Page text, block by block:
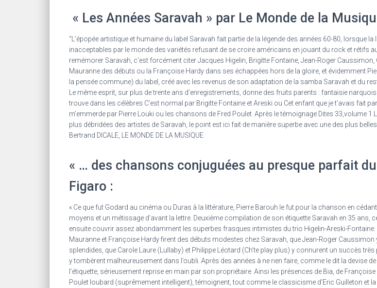
« Les Années Saravah » par Le Monde de la
“L’épopée artistique et humaine du label Saravah fait partie de la légende des années 60-80, lorsque
inacceptables par le monde des variétés refusant de se croire américains en jouant du rock et rétifs
remémorer Saravah, c’est forcément citer Jacques Higelin, Brigitte Fontaine, Jean-Roger Caussimon,
Mauranne des débuts ou la Françoise Hardy dans ses échappées hors de la gloire, et évidemment
la pensée commune) du label, créé avec les revenus de son adaptation de la samba Saravah et du
Le même esprit, sur plus de trente ans d’enregistrements, donne des fruits parents : fantaisie
trouve dans les célèbres C’est normal par Brigitte Fontaine et Areski ou Cet enfant que je t’avais fait
m’emmerde par Pierre Louki ou les chansons de Fred Poulet. Après le témoignage Dites 33,volume
plus débridées des artistes de Saravah, le point est ici fait de manière superbe avec une des plus
Bertrand DICALE, LE MONDE DE LA MUSIQUE
« … des chansons conjuguées au presque parfait
Figaro :
« Ce que fut Godard au cinéma ou Duras à la littérature, Pierre Barouh le fut pour la chanson en
moyens et un métissage d’avant la lettre. Deuxième compilation de son étiquette Saravah en 35
ensuite couvrir assez abondamment les superbes frasques intimistes du trio Higelin-Areski-
Mauranne et Françoise Hardy firent des débuts modestes chez Saravah, que Jean-Roger
splendides, que Carole Laure (Lullaby) et Philippe Léotard (Ch’te play plus) y connurent un succès
y tombèrent malheureusement dans l’oubli. Après des années à ne rien faire, comme le dit la devise
l’étiquette, sérieusement reprise en main par son propriétaire. Ainsi les présences de Bia, de
Poulet loubard (suprêmement intelligent), témoignent, tout comme le classicisme d’Eric Guilleton et